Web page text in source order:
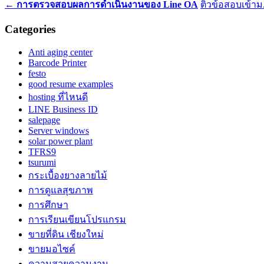
← การตรวจสอบผลการดำเนินงานของ Line OA ติวข้อสอบเข้า
Categories
Anti aging center
Barcode Printer
festo
good resume examples
hosting ที่ไหนดี
LINE Business ID
salepage
Server windows
solar power plant
TFRS9
tsurumi
กระเบื้องยางลายไม้
การดูแลสุขภาพ
การศึกษา
การเรียนเขียนโปรแกรม
ขายที่ดิน เชียงใหม่
ขายมอไซค์